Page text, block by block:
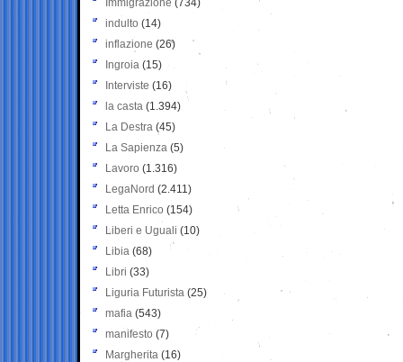
Immigrazione (734)
indulto (14)
inflazione (26)
Ingroia (15)
Interviste (16)
la casta (1.394)
La Destra (45)
La Sapienza (5)
Lavoro (1.316)
LegaNord (2.411)
Letta Enrico (154)
Liberi e Uguali (10)
Libia (68)
Libri (33)
Liguria Futurista (25)
mafia (543)
manifesto (7)
Margherita (16)